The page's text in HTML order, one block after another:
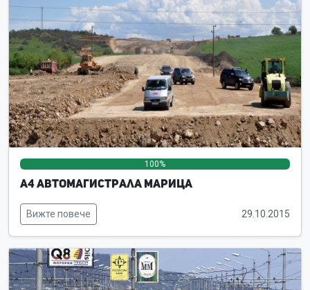
100%
А4 Автомагистрала Марица
Вижте повече 29.10.2015